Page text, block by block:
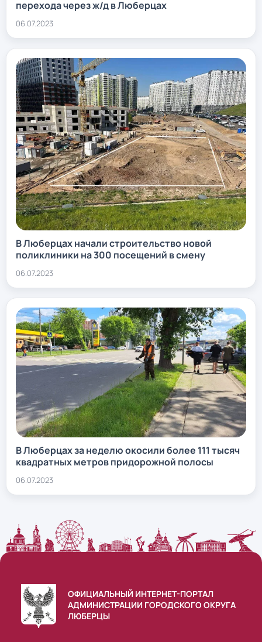
перехода через ж/д в Люберцах
06.07.2023
В Люберцах начали строительство новой
поликлиники на 300 посещений в смену
06.07.2023
В Люберцах за неделю окосили более 111 тысяч
квадратных метров придорожной полосы
06.07.2023
ОФИЦИАЛЬНЫЙ ИНТЕРНЕТ-ПОРТАЛ
АДМИНИСТРАЦИИ ГОРОДСКОГО ОКРУГА
ЛЮБЕРЦЫ